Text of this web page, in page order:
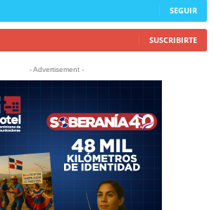
SEGUIR
SUSCRIBIRTE
- Advertisement -